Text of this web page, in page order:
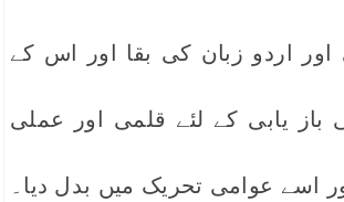
اردو زبان کی بقا اور اس کے
باز یابی کے لئے قلمی اور عملی
اسے عوامی تحریک میں بدل دیا۔